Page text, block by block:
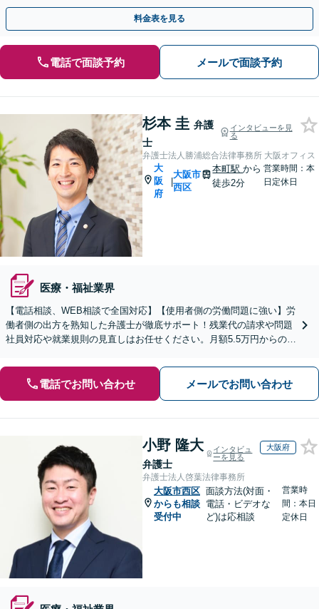
トやセカンドオピニオンも大歓迎です。
料金表を見る
電話で面談予約 メールで面談予約
杉本 圭 弁護
士
インタビューを見
る
弁護士法人勝浦総合法律事務所 大阪オフィス
大
阪
府
|
大阪市
西区
本町駅から
徒歩2分
営業時間：本
日定休日
医療・福祉業界
【電話相談、WEB相談で全国対応】【使用者側の労働問題に強い】労
働者側の出方を熟知した弁護士が徹底サポート！残業代の請求や問題
社員対応や就業規則の見直しはお任せください。月額5.5万円からの顧
電話でお問い合わせ メールでお問い合わせ
小野 隆大
弁護士
インタビュ
ーを見る
大阪府
弁護士法人啓葉法律事務所
大阪市西区
からも相談
受付中
面談方法(対面・
電話・ビデオな
ど)は応相談
営業時
間：本日
定休日